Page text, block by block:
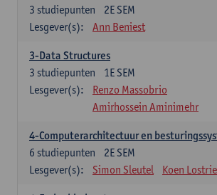
2E SEM
3 studiepunten
Lesgever(s):
Ann Beniest
3-Data Structures
1E SEM
3 studiepunten
Lesgever(s):
Renzo Massobrio
Amirhossein Aminimehr
4-Computerarchitectuur en
2E SEM
6 studiepunten
Lesgever(s):
Simon Sleutel Koen Lostrie